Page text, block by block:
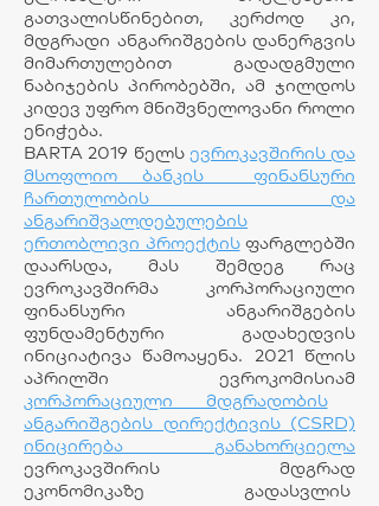
გათვალისწინებით, კერძოდ კი,
მდგრადი ანგარიშგების დანერგვის
მიმართულებით გადადგმული
ნაბიჯების პირობებში, ამ ჯილდოს
კიდევ უფრო მნიშვნელოვანი როლი
ენიჭება.
BARTA 2019 წელს ევროკავშირის და
მსოფლიო ბანკის ფინანსური
ჩართულობის და
ანგარიშვალდებულების
ერთობლივი პროექტისფარგლებში
დაარსდა, მას შემდეგ რაც
ევროკავშირმა კორპორაციული
ფინანსური ანგარიშგების
ფუნდამენტური გადახედვის
ინიციატივა წამოაყენა. 2021 წლის
აპრილში ევროკომისიამ
კორპორაციული მდგრადობის
ანგარიშგების დირექტივის (CSRD)
ინიცირება განახორციელა
ევროკავშირის მდგრად
ეკონომიკაზე გადასვლის